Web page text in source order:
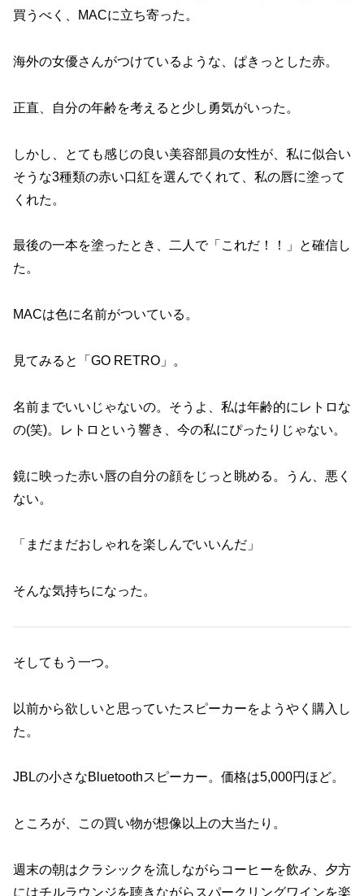
買うべく、MACに立ち寄った。
海外の女優さんがつけているような、ぱきっとした赤。
正直、自分の年齢を考えると少し勇気がいった。
しかし、とても感じの良い美容部員の女性が、私に似合い
そうな3種類の赤い口紅を選んでくれて、私の唇に塗って
くれた。
最後の一本を塗ったとき、二人で「これだ！！」と確信し
た。
MACは色に名前がついている。
見てみると「GO RETRO」。
名前までいいじゃないの。そうよ、私は年齢的にレトロな
の(笑)。レトロという響き、今の私にぴったりじゃない。
鏡に映った赤い唇の自分の顔をじっと眺める。うん、悪く
ない。
「まだまだおしゃれを楽しんでいいんだ」
そんな気持ちになった。
そしてもう一つ。
以前から欲しいと思っていたスピーカーをようやく購入し
た。
JBLの小さなBluetoothスピーカー。価格は5,000円ほど。
ところが、この買い物が想像以上の大当たり。
週末の朝はクラシックを流しながらコーヒーを飲み、夕方
にはチルラウンジを聴きながらスパークリングワインを楽